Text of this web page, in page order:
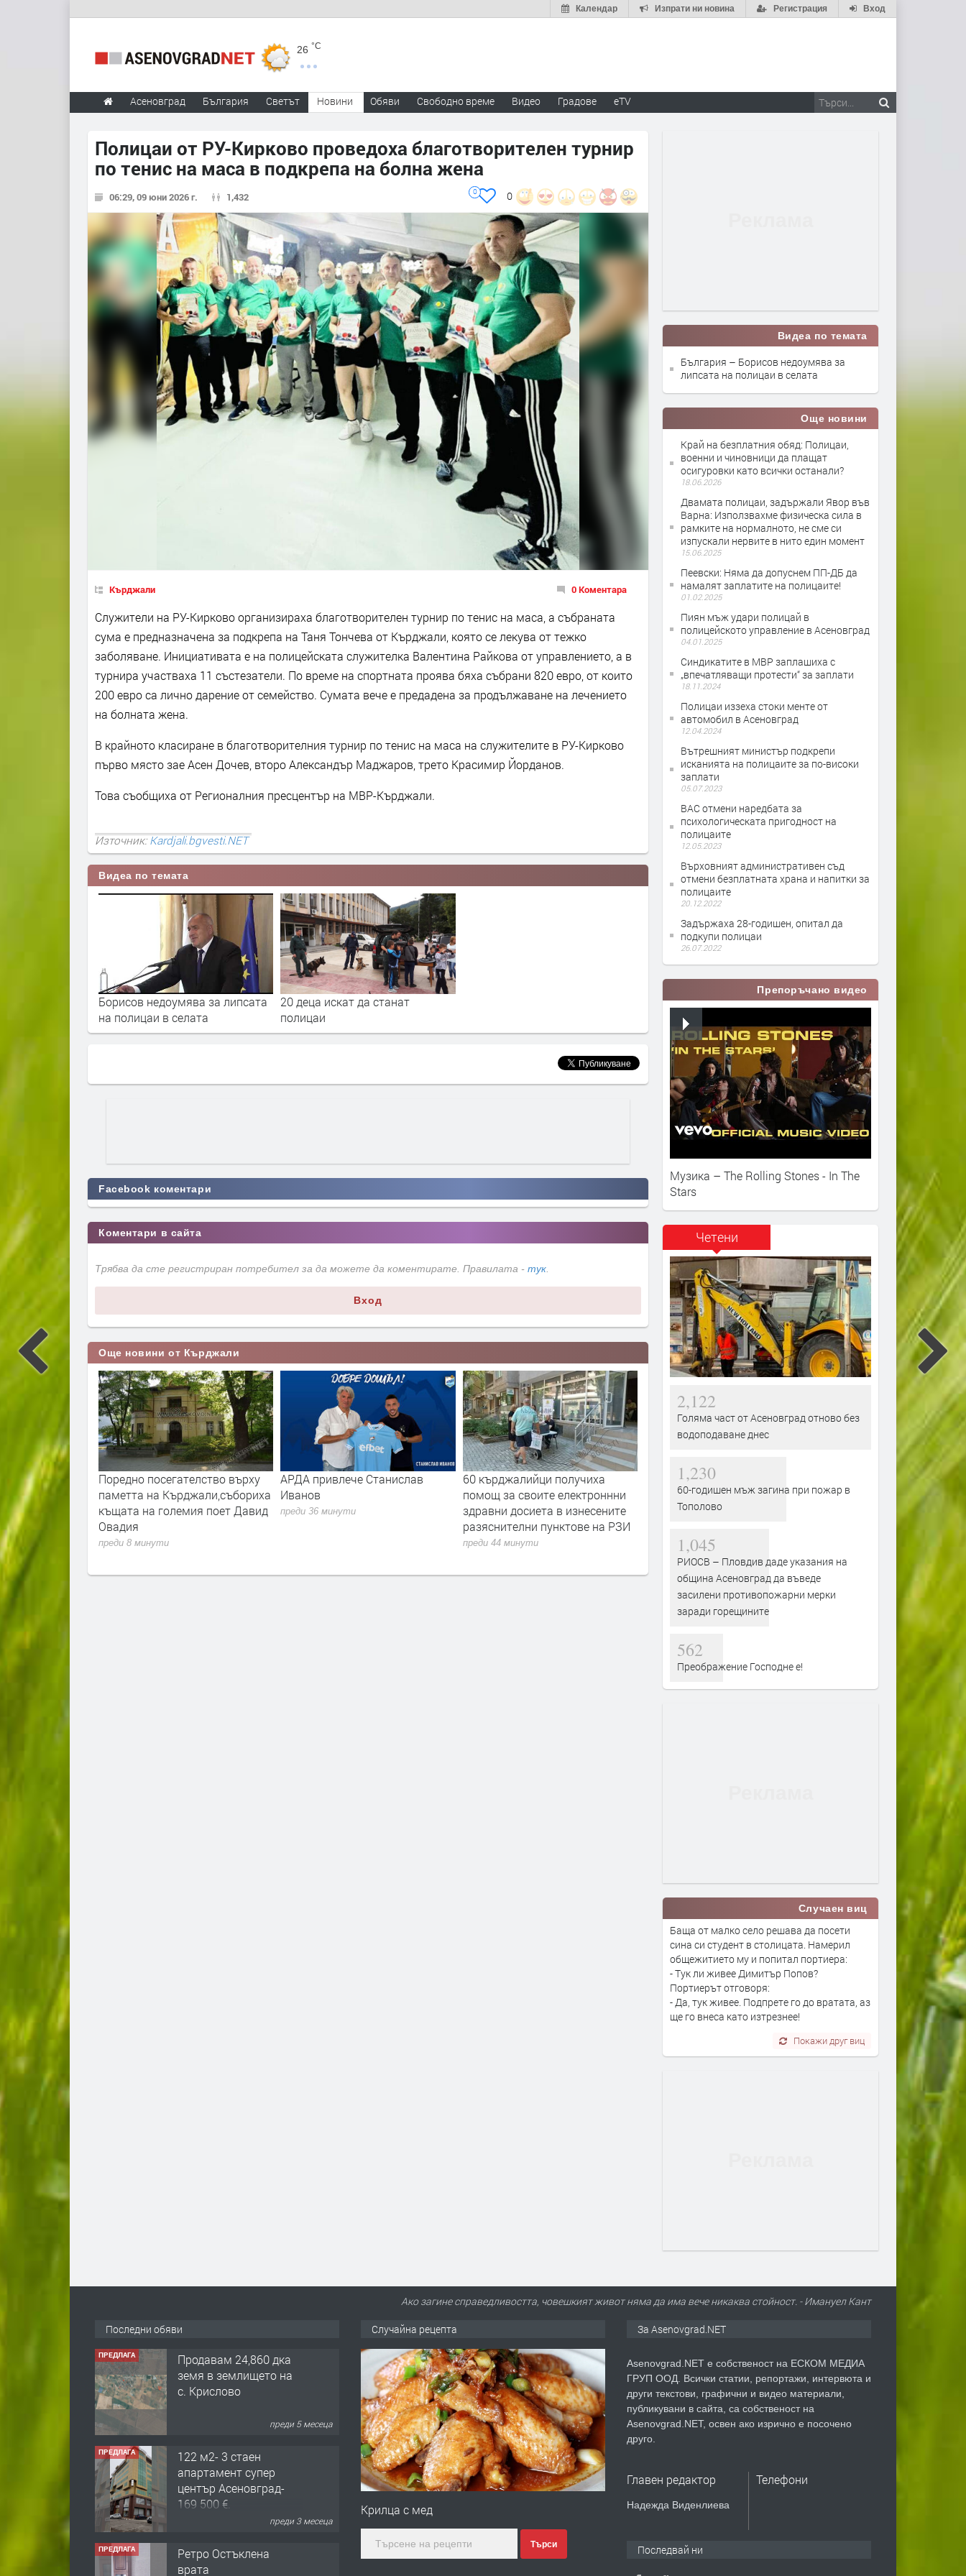
Вход
Регистрация
Изпрати ни новина
Календар
26 °C
Асеновград България Светът Новини Обяви Свободно време Видео Градове eTV
Полицаи от РУ-Кирково проведоха благотворителен турнир
по тенис на маса в подкрепа на болна жена
06:29, 09 юни 2026 г. 1,432 0
0
Кърджали 0 Коментара
Служители на РУ-Кирково организираха благотворителен турнир по тенис на маса, а събраната
сума е предназначена за подкрепа на Таня Тончева от Кърджали, която се лекува от тежко
заболяване. Инициативата е на полицейската служителка Валентина Райкова от управлението, а в
турнира участваха 11 състезатели. По време на спортната проява бяха събрани 820 евро, от които
200 евро са лично дарение от семейство. Сумата вече е предадена за продължаване на лечението
на болната жена.
В крайното класиране в благотворителния турнир по тенис на маса на служителите в РУ-Кирково
първо място зае Асен Дочев, второ Александър Маджаров, трето Красимир Йорданов.
Това съобщиха от Регионалния пресцентър на МВР-Кърджали.
Източник:Kardjali.bgvesti.NET
Видеа по темата
Борисов недоумява за липсата
на полицаи в селата
20 деца искат да станат
полицаи
Facebook коментари
Коментари в сайта
Трябва да сте регистриран потребител за да можете да коментирате. Правилата - тук.
Вход
Още новини от Кърджали
влезе във В
Поредно посегателство върху
паметта на Кърджали,събориха
къщата на големия поет Давид
Овадия
преди 8 минути
АРДА привлече Станислав
Иванов
преди 36 минути
60 кърджалийци получиха
помощ за своите електроннни
здравни досиета в изнесените
разяснителни пунктове на РЗИ
преди 44 минути
Проблем със захранването с
промишлена вода не попречи за
поливането на цветните лехи в
водоноски
преди 57 минути
Слънчево и горещо днес
Кърджали,жълт код за
Видеа по темата
България – Борисов недоумява за
липсата на полицаи в селата
Още новини
Край на безплатния обяд: Полицаи,
военни и чиновници да плащат
осигуровки като всички останали?
18.06.2026
Двамата полицаи, задържали Явор във
Варна: Използвахме физическа сила в
рамките на нормалното, не сме си
изпускали нервите в нито един момент
15.06.2025
Пеевски: Няма да допуснем ПП-ДБ да
намалят заплатите на полицаите!
01.02.2025
Пиян мъж удари полицай в
полицейското управление в Асеновград
04.01.2025
Синдикатите в МВР заплашиха с
„впечатляващи протести“ за заплати
18.11.2024
Полицаи иззеха стоки менте от
автомобил в Асеновград
12.04.2024
Вътрешният министър подкрепи
исканията на полицаите за по-високи
заплати
05.07.2023
ВАС отмени наредбата за
психологическата пригодност на
полицаите
12.05.2023
Върховният административен съд
отмени безплатната храна и напитки за
полицаите
20.12.2022
Задържаха 28-годишен, опитал да
подкупи полицаи
26.07.2022
Препоръчано видео
Музика – The Rolling Stones - In The
Stars
Четени
2,122
Голяма част от Асеновград отново без
водоподаване днес
1,230
60-годишен мъж загина при пожар в
Тополово
1,045
РИОСВ – Пловдив даде указания на
община Асеновград да въведе
засилени противопожарни мерки
заради горещините
562
Преображение Господне е!
Случаен виц
Баща от малко село решава да посети
сина си студент в столицата. Намерил
общежитието му и попитал портиера:
- Тук ли живее Димитър Попов?
Портиерът отговоря:
- Да, тук живее. Подпрете го до вратата, аз
ще го внеса като изтрезнее!
Покажи друг виц
Ако загине справедливостта, човешкият живот няма да има вече никаква стойност. - Имануел Кант
Последни обяви
ПРЕДЛАГА
Продавам 24,860 дка
земя в землището на
с. Крислово
преди 5 месеца
ПРЕДЛАГА
122 м2- 3 стаен
апартамент супер
център Асеновград-
169 500 €.
преди 3 месеца
ПРЕДЛАГА
Ретро Остъклена
врата
Случайна рецепта
Крилца с мед
Търси
За Asenovgrad.NET
Asenovgrad.NET е собственост на ЕСКОМ МЕДИА
ГРУП ООД. Всички статии, репортажи, интервюта и
други текстови, графични и видео материали,
публикувани в сайта, са собственост на
Asenovgrad.NET, освен ако изрично е посочено
друго.
Главен редактор
Надежда Виденлиева
Телефони
Последвай ни